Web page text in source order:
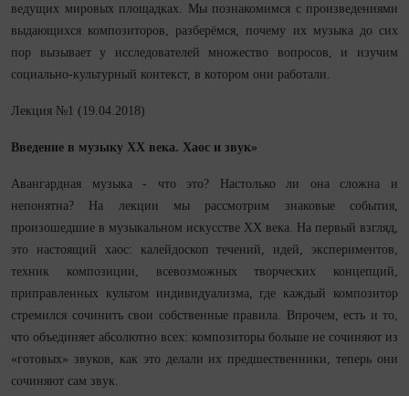
ведущих мировых площадках. Мы познакомимся с произведениями
выдающихся композиторов, разберёмся, почему их музыка до сих
пор вызывает у исследователей множество вопросов, и изучим
социально-культурный контекст, в котором они работали.
Лекция №1 (19.04.2018)
Введение в музыку XX века. Хаос и звук»
Авангардная музыка - что это? Настолько ли она сложна и
непонятна? На лекции мы рассмотрим знаковые события,
произошедшие в музыкальном искусстве ХХ века. На первый взгляд,
это настоящий хаос: калейдоскоп течений, идей, экспериментов,
техник композиции, всевозможных творческих концепций,
приправленных культом индивидуализма, где каждый композитор
стремился сочинить свои собственные правила. Впрочем, есть и то,
что объединяет абсолютно всех: композиторы больше не сочиняют из
«готовых» звуков, как это делали их предшественники, теперь они
сочиняют сам звук.